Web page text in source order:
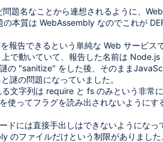
題名なことから連想されるように、Web
本質は WebAssembly なのでこれが
報告できるという単純な Web サービスで
で動いていて、報告した名前は Node.js
の "sanitize" をした後、そのまま
謎の問題になっていました。
文字列は require と fs のみという非常
使ってフラグを読み出されないようにす
ドには直接手出しはできないようになっ
のファイルだけという制限がありました